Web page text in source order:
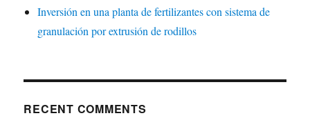
Inversión en una planta de fertilizantes con sistema de
granulación por extrusión de rodillos
RECENT COMMENTS